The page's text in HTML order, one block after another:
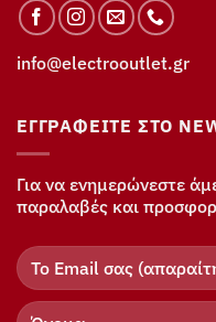
info@electrooutlet.gr
ΕΓΓΡΑΦΕΊΤΕ ΣΤΟ
Για να ενημερώνεστε
παραλαβές και